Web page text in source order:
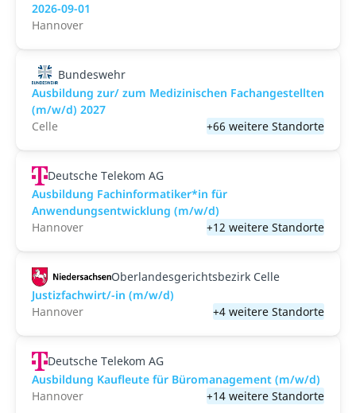
2026-09-01
Hannover
Bundeswehr
Ausbildung zur/ zum Medizinischen Fachangestellten
(m/w/d) 2027
Celle
+66 weitere Standorte
Deutsche Telekom AG
Ausbildung Fachinformatiker*in für
Anwendungsentwicklung (m/w/d)
Hannover
+12 weitere Standorte
Oberlandesgerichtsbezirk Celle
Justizfachwirt/-in (m/w/d)
Hannover
+4 weitere Standorte
Deutsche Telekom AG
Ausbildung Kaufleute für Büromanagement (m/w/d)
Hannover
+14 weitere Standorte